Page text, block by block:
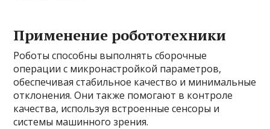
Применение робототехники
Роботы способны выполнять сборочные
операции с микронастройкой параметров,
обеспечивая стабильное качество и минимальные
отклонения. Они также помогают в контроле
качества, используя встроенные сенсоры и
системы машинного зрения.